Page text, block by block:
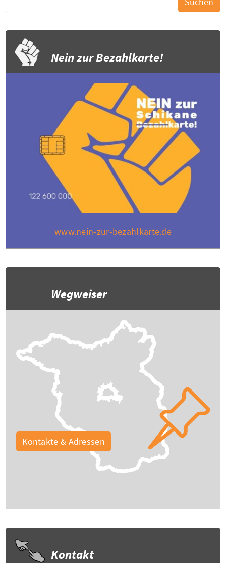
Nein zur Bezahlkarte!
www.nein-zur-bezahlkarte.de
Wegweiser
Kontakte & Adressen
Kontakt